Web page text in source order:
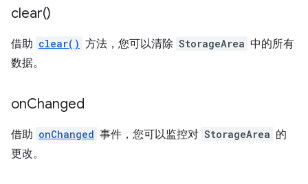
clear()
借助 clear() 方法，您可以清除 StorageArea 中的所有
数据。
onChanged
借助 onChanged 事件，您可以监控对 StorageArea 的
更改。